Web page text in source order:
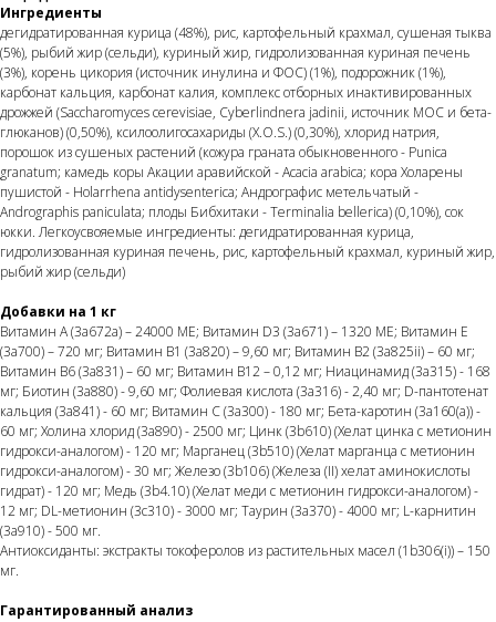
Ингредиенты
дегидратированная курица (48%), рис, картофельный крахмал, сушеная тыква
(5%), рыбий жир (сельди), куриный жир, гидролизованная куриная печень
(3%), корень цикория (источник инулина и ФОС) (1%), подорожник (1%),
карбонат кальция, карбонат калия, комплекс отборных инактивированных
дрожжей (Saccharomyces cerevisiae, Cyberlindnera jadinii, источник МОС и бета-
глюканов) (0,50%), ксилоолигосахариды (X.O.S.) (0,30%), хлорид натрия,
порошок из сушеных растений (кожура граната обыкновенного - Punica
granatum; камедь коры Акации аравийской - Acacia arabica; кора Холарены
пушистой - Holarrhena antidysenterica; Андрографис метельчатый -
Andrographis paniculata; плоды Бибхитаки - Terminalia bellerica) (0,10%), сок
юкки. Легкоусвояемые ингредиенты: дегидратированная курица,
гидролизованная куриная печень, рис, картофельный крахмал, куриный жир,
рыбий жир (сельди)
Добавки на 1 кг
Витамин А (3a672a) – 24000 МЕ; Витамин D3 (3a671) – 1320 МЕ; Витамин Е
(3а700) – 720 мг; Витамин B1 (3a820) – 9,60 мг; Витамин B2 (3a825ii) – 60 мг;
Витамин B6 (3a831) – 60 мг; Витамин B12 – 0,12 мг; Ниацинамид (3а315) - 168
мг; Биотин (3a880) - 9,60 мг; Фолиевая кислота (3a316) - 2,40 мг; D-пантотенат
кальция (3a841) - 60 мг; Витамин С (3a300) - 180 мг; Бета-каротин (3a160(a)) -
60 мг; Холина хлорид (3a890) - 2500 мг; Цинк (3b610) (Хелат цинка с метионин
гидрокси-аналогом) - 120 мг; Марганец (3b510) (Хелат марганца с метионин
гидрокси-аналогом) - 30 мг; Железо (3b106) (Железа (II) хелат аминокислоты
гидрат) - 120 мг; Медь (3b4.10) (Хелат меди с метионин гидрокси-аналогом) -
12 мг; DL-метионин (3c310) - 3000 мг; Таурин (3a370) - 4000 мг; L-карнитин
(3a910) - 500 мг.
Антиоксиданты: экстракты токоферолов из растительных масел (1b306(i)) – 150
мг.
Гарантированный анализ